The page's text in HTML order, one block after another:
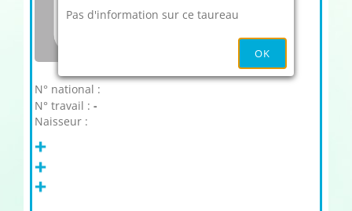
N° national :
N° travail : -
Naisseur :
Pas d'information sur ce taureau
OK